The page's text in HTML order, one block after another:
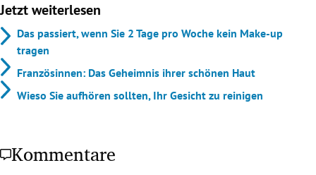
Jetzt weiterlesen
Das passiert, wenn Sie 2 Tage pro Woche kein Make-up
tragen
Französinnen: Das Geheimnis ihrer schönen Haut
Wieso Sie aufhören sollten, Ihr Gesicht zu reinigen
Kommentare